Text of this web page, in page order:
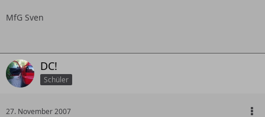
MfG Sven
DC!
Schüler
27. November 2007